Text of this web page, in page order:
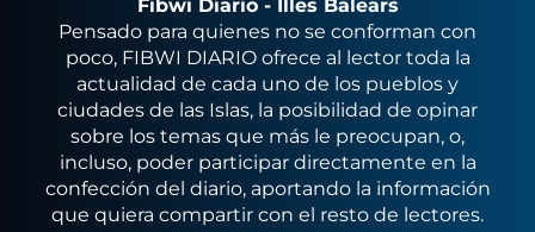
Fibwi Diario - Illes Balears
Pensado para quienes no se conforman con
poco, FIBWI DIARIO ofrece al lector toda la
actualidad de cada uno de los pueblos y
ciudades de las Islas, la posibilidad de opinar
sobre los temas que más le preocupan, o,
incluso, poder participar directamente en la
confección del diario, aportando la información
que quiera compartir con el resto de lectores.